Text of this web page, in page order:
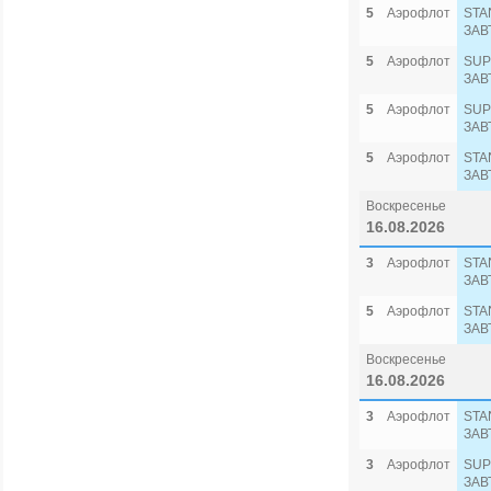
5 Аэрофлот
5
Аэрофлот
5
Аэрофлот
5
Аэрофлот
Воскресенье
16.08.2026
3 Аэрофлот
5
Аэрофлот
Воскресенье
16.08.2026
3 Аэрофлот
3
Аэрофлот